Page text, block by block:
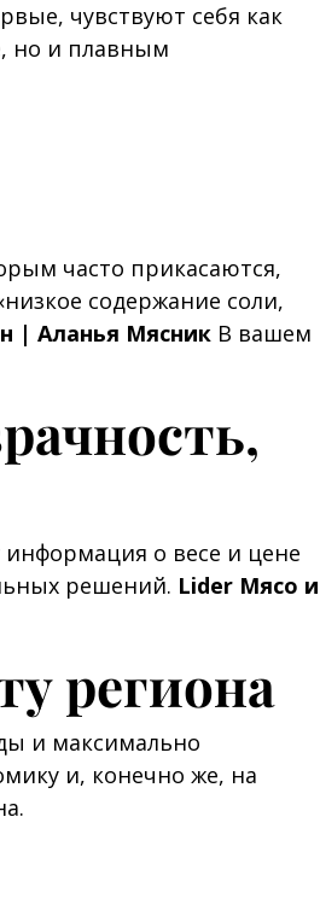
чувствуют себя как
но и плавным
часто прикасаются,
содержание соли,
| Аланья Мясник В вашем
о весе и цене
решений. Lider Мясо и
региона
и максимально
и, конечно же, на